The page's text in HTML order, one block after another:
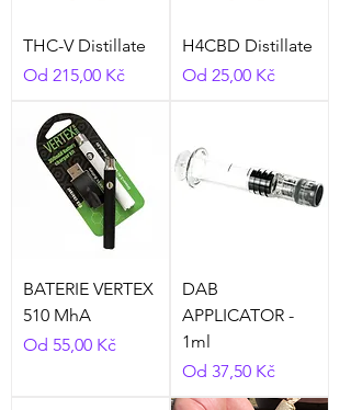
THC-V Distillate
Od 215,00 Kč
Zvýhodněná cena
H4CBD Distillate
Od 25,00 Kč
Zvýhodněná cena
BATERIE VERTEX
510 MhA
Od 55,00 Kč
Zvýhodněná cena
DAB
APPLICATOR -
1ml
Od 37,50 Kč
Zvýhodněná cena